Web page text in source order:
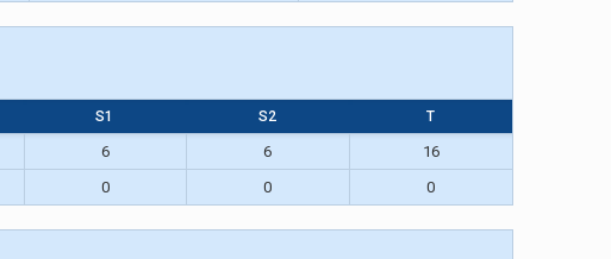
S1 S2 T
6 6
16
0 0 0